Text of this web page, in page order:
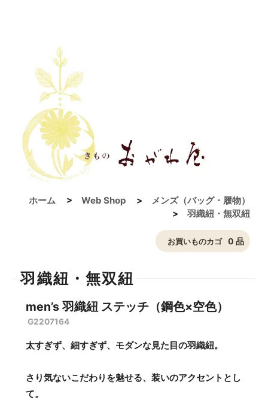
ホーム > Web Shop > メンズ（バッグ・履物）
> 羽織紐・無双紐
お買いものカゴ 0 品
羽織紐・無双紐
men’s 羽織紐 ステッチ（鋼色×空色）
G2207164
太すぎず、細すぎず、モダンな見た目の羽織紐。
さり気ないこだわりを魅せる、装いのアクセントとし
て。